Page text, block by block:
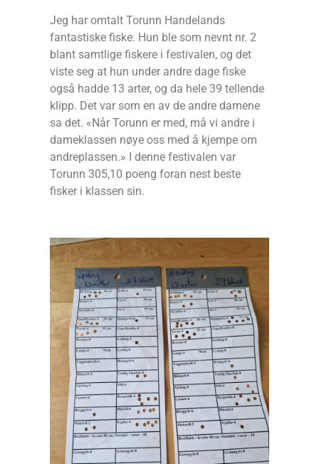
Jeg har omtalt Torunn Handelands
fantastiske fiske. Hun ble som nevnt nr. 2
blant samtlige fiskere i festivalen, og det
viste seg at hun under andre dage fiske
også hadde 13 arter, og da hele 39 tellende
klipp. Det var som en av de andre damene
sa det. «Når Torunn er med, må vi andre i
dameklassen nøye oss med å kjempe om
andreplassen.» I denne festivalen var
Torunn 305,10 poeng foran nest beste
fisker i klassen sin.